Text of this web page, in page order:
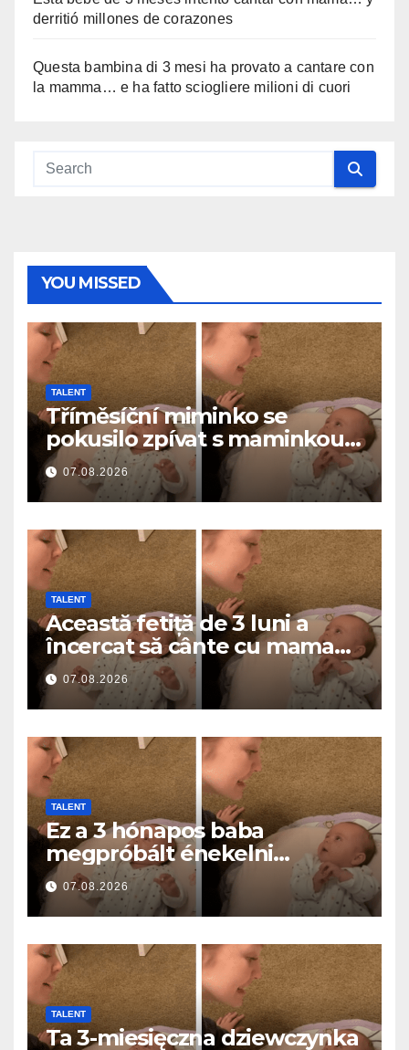
derritió millones de corazones
Questa bambina di 3 mesi ha provato a cantare con
la mamma… e ha fatto sciogliere milioni di cuori
YOU MISSED
TALENT
Tříměsíční miminko se
pokusilo zpívat s maminkou…
a roztavilo miliony srdcí
07.08.2026
TALENT
Această fetiță de 3 luni a
încercat să cânte cu mama
ei… și a topit milioane de
inimi
07.08.2026
TALENT
Ez a 3 hónapos baba
megpróbált énekelni
anyával… és milliók szívét
olvasztotta meg
07.08.2026
TALENT
Ta 3-miesięczna dziewczynka